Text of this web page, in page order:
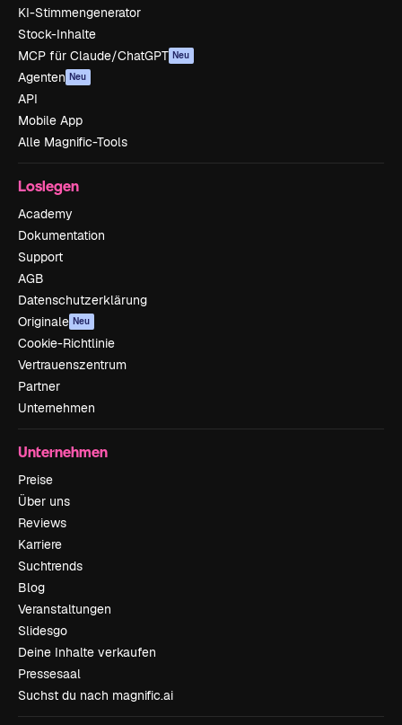
KI-Stimmengenerator
Stock-Inhalte
MCP für Claude/ChatGPT Neu
Agenten Neu
API
Mobile App
Alle Magnific-Tools
Loslegen
Academy
Dokumentation
Support
AGB
Datenschutzerklärung
Originale Neu
Cookie-Richtlinie
Vertrauenszentrum
Partner
Unternehmen
Unternehmen
Preise
Über uns
Reviews
Karriere
Suchtrends
Blog
Veranstaltungen
Slidesgo
Deine Inhalte verkaufen
Pressesaal
Suchst du nach magnific.ai